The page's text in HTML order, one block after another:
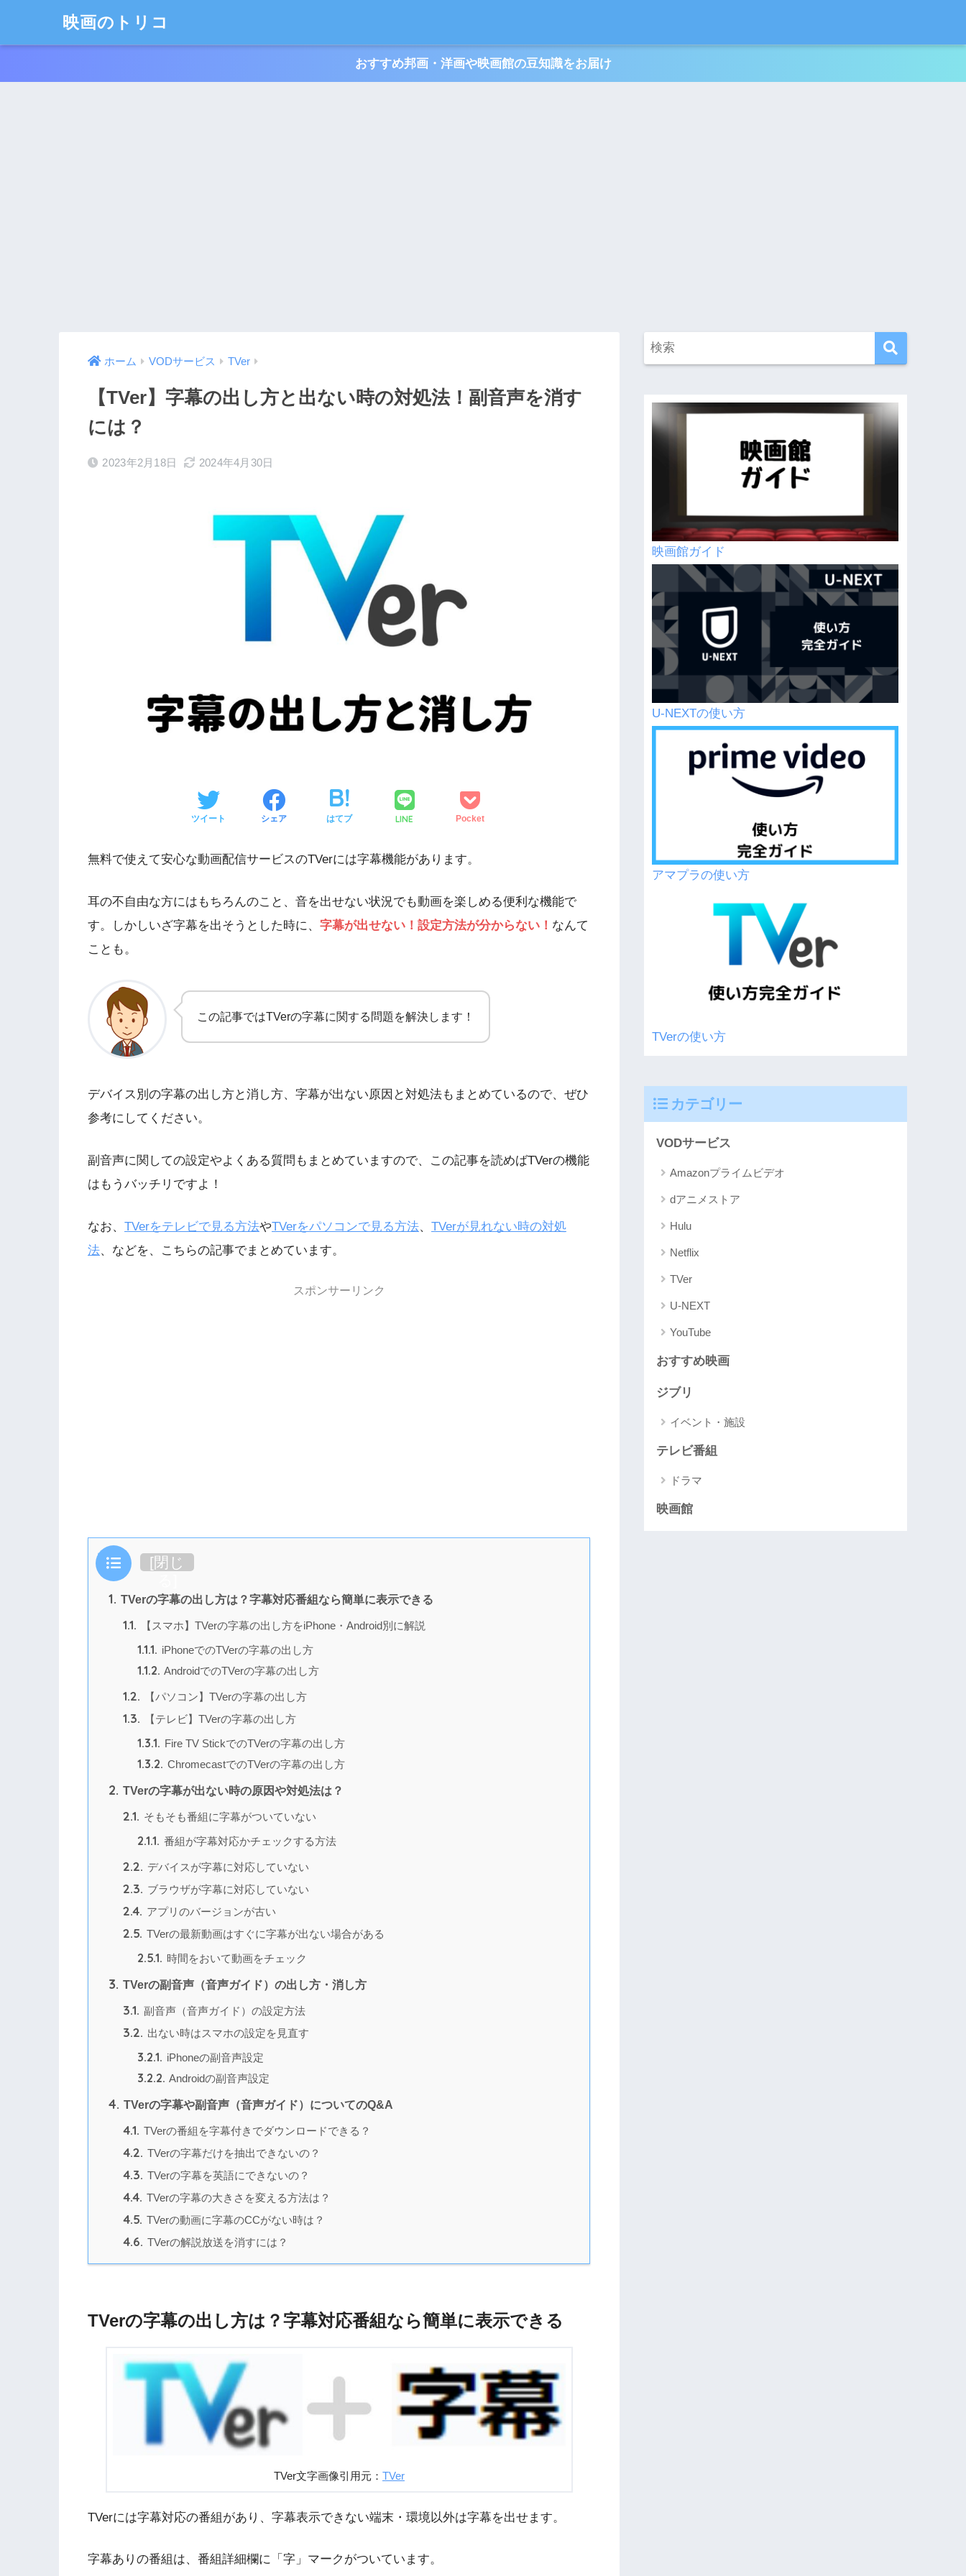
映画のトリコ
おすすめ邦画・洋画や映画館の豆知識をお届け
ホーム VODサービス TVer
【TVer】字幕の出し方と出ない時の対処法！副音声を消す
には？
2023年2月18日 2024年4月30日
ツイート シェア はてブ LINE Pocket
無料で使えて安心な動画配信サービスのTVerには字幕機能があります。
耳の不自由な方にはもちろんのこと、音を出せない状況でも動画を楽しめる便利な機能で
す。しかしいざ字幕を出そうとした時に、 字幕が出せない！設定方法が分からない！ なんて
ことも。
この記事ではTVerの字幕に関する問題を解決します！
デバイス別の字幕の出し方と消し方、字幕が出ない原因と対処法もまとめているので、ぜひ
参考にしてください。
副音声に関しての設定やよくある質問もまとめていますので、この記事を読めばTVerの機能
はもうバッチリですよ！
なお、 TVerをテレビで見る方法やTVerをパソコンで見る方法、 TVerが見れない時の対処
法、などを、こちらの記事でまとめています。
スポンサーリンク
目次 [閉じ
1. TVerの字幕の出し方は？字幕対応番組なら簡単に表示できる
1.1. 【スマホ】TVerの字幕の出し方をiPhone・Android別に解説
1.1.1. iPhoneでのTVerの字幕の出し方
1.1.2. AndroidでのTVerの字幕の出し方
1.2. 【パソコン】TVerの字幕の出し方
1.3. 【テレビ】TVerの字幕の出し方
1.3.1. Fire TV StickでのTVerの字幕の出し方
1.3.2. ChromecastでのTVerの字幕の出し方
2. TVerの字幕が出ない時の原因や対処法は？
2.1. そもそも番組に字幕がついていない
2.1.1. 番組が字幕対応かチェックする方法
2.2. デバイスが字幕に対応していない
2.3. ブラウザが字幕に対応していない
2.4. アプリのバージョンが古い
2.5. TVerの最新動画はすぐに字幕が出ない場合がある
2.5.1. 時間をおいて動画をチェック
3. TVerの副音声（音声ガイド）の出し方・消し方
3.1. 副音声（音声ガイド）の設定方法
3.2. 出ない時はスマホの設定を見直す
3.2.1. iPhoneの副音声設定
3.2.2. Androidの副音声設定
4. TVerの字幕や副音声（音声ガイド）についてのQ&A
4.1. TVerの番組を字幕付きでダウンロードできる？
4.2. TVerの字幕だけを抽出できないの？
4.3. TVerの字幕を英語にできないの？
4.4. TVerの字幕の大きさを変える方法は？
4.5. TVerの動画に字幕のCCがない時は？
4.6. TVerの解説放送を消すには？
TVerの字幕の出し方は？字幕対応番組なら簡単に表示できる
TVer文字画像引用元： TVer
TVerには字幕対応の番組があり、字幕表示できない端末・環境以外は字幕を出せます。
字幕ありの番組は、番組詳細欄に「字」マークがついています。
映画館ガイド
U-NEXTの使い方
アマプラの使い方
TVerの使い方
カテゴリー
VODサービス
Amazonプライムビデオ
dアニメストア
Hulu
Netflix
TVer
U-NEXT
YouTube
おすすめ映画
ジブリ
イベント・施設
テレビ番組
ドラマ
映画館